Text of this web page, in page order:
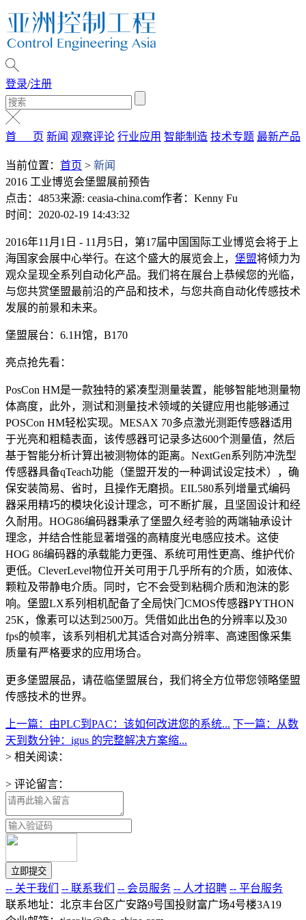
登录/注册
首 页 新闻 观察评论 行业应用 智能制造 技术专题 最新产品
当前位置： 首页 > 新闻
2016 工业博览会堡盟展前预告
点击：4853来源: ceasia-china.com作者：Kenny Fu
时间：2020-02-19 14:43:32
2016年11月1日 - 11月5日，第17届中国国际工业博览会将于上
海国家会展中心举行。在这个盛大的展览会上， 堡盟将倾力为
观众呈现全系列自动化产品。我们将在展台上恭候您的光临，
与您共赏堡盟最前沿的产品和技术，与您共商自动化传感技术
发展的前景和未来。
堡盟展台：6.1H馆，B170
亮点抢先看：
PosCon HM是一款独特的紧凑型测量装置，能够智能地测量物
体高度，此外，测试和测量技术领域的关键应用也能够通过
POSCon HM轻松实现。MESAX 70多点激光测距传感器适用
于光亮和粗糙表面，该传感器可记录多达600个测量值，然后
基于智能分析计算出被测物体的距离。NextGen系列防冲洗型
传感器具备qTeach功能（堡盟开发的一种调试设定技术），确
保安装简易、省时，且操作无磨损。EIL580系列增量式编码
器采用精巧的模块化设计理念，可不断扩展，且坚固设计和经
久耐用。HOG86编码器秉承了堡盟久经考验的两端轴承设计
理念，并结合性能显著增强的高精度光电感应技术。这使
HOG 86编码器的承载能力更强、系统可用性更高、维护代价
更低。CleverLevel物位开关可用于几乎所有的介质，如液体、
颗粒及带静电介质。同时，它不会受到粘稠介质和泡沫的影
响。堡盟LX系列相机配备了全局快门CMOS传感器PYTHON
25K，像素可以达到2500万。凭借如此出色的分辨率以及30
fps的帧率，该系列相机尤其适合对高分辨率、高速图像采集
质量有严格要求的应用场合。
更多堡盟展品，请莅临堡盟展台，我们将全方位带您领略堡盟
传感技术的世界。
上一篇：由PLC到PAC：该如何改进您的系统... 下一篇：从数
天到数分钟：igus 的完整解决方案缩...
> 相关阅读：
> 评论留言：
-- 关于我们 -- 联系我们 -- 会员服务 -- 人才招聘 -- 平台服务
联系地址：北京丰台区广安路9号国投财富广场4号楼3A19